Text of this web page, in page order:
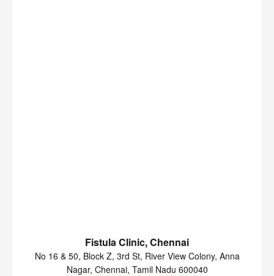
Fistula Clinic, Chennai
No 16 & 50, Block Z, 3rd St, River View Colony, Anna
Nagar, Chennai, Tamil Nadu 600040